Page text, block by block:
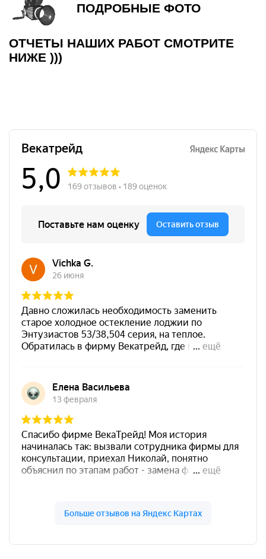
ПОДРОБНЫЕ ФОТО
ОТЧЕТЫ НАШИХ РАБОТ СМОТРИТЕ
НИЖЕ )))